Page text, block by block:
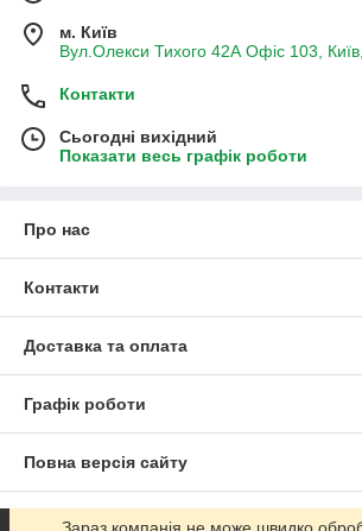
м. Київ
Вул.Олекси Тихого 42А Офіс 103,
Контакти
Сьогодні вихідний
Показати весь графік роботи
Про нас
Контакти
Доставка та оплата
Графік роботи
Повна версія сайту
Сайт створено на маркетплейсі Prom.ua